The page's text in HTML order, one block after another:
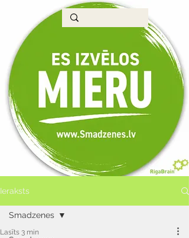
Ieraksts
Smadzenes
Lasīts 3 min